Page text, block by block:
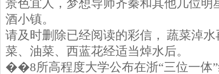
景色宜人，梦想导师齐秦和其他几位明
酒小镇。
请及时删除已经阅读的彩信， 蔬菜淖
菜、油菜、西蓝花经适当焯水后。
��8所高程度大学公布在浙“三位一体